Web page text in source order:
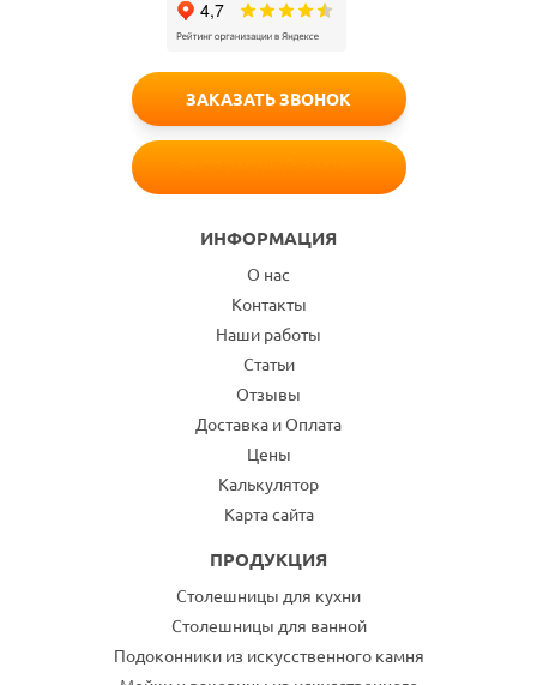
ИНФОРМАЦИЯ
О нас
Контакты
Наши работы
Статьи
Отзывы
Доставка и Оплата
Цены
Калькулятор
Карта сайта
ПРОДУКЦИЯ
Столешницы для кухни
Столешницы для ванной
Подоконники из искусственного камня
ЗАКАЗАТЬ ЗВОНОК